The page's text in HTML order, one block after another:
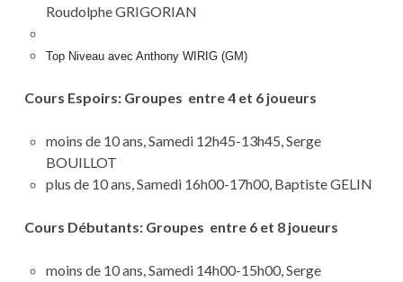
Roudolphe GRIGORIAN
Top Niveau avec Anthony WIRIG (GM)
Cours Espoirs: Groupes entre 4 et 6 joueurs
moins de 10 ans, Samedi 12h45-13h45, Serge
BOUILLOT
plus de 10 ans, Samedi 16h00-17h00, Baptiste GELIN
Cours Débutants: Groupes entre 6 et 8 joueurs
moins de 10 ans, Samedi 14h00-15h00, Serge